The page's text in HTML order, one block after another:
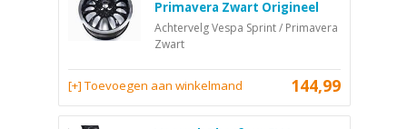
Primavera Zwart Origineel
Achtervelg Vespa Sprint / Primavera
Zwart
144,99
[+] Toevoegen aan winkelmand